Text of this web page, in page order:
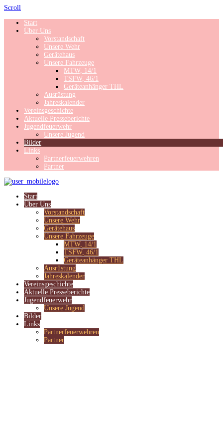
Scroll
Start
Über Uns
Vorstandschaft
Unsere Wehr
Gerätehaus
Unsere Fahrzeuge
MTW, 14/1
TSFW, 46/1
Geräteanhänger THL
Ausrüstung
Jahreskalender
Vereinsgeschichte
Aktuelle Presseberichte
Jugendfeuerwehr
Unsere Jugend
Bilder
Links
Partnerfeuerwehren
Partner
Start
Über Uns
Vorstandschaft
Unsere Wehr
Gerätehaus
Unsere Fahrzeuge
MTW, 14/1
TSFW, 46/1
Geräteanhänger THL
Ausrüstung
Jahreskalender
Vereinsgeschichte
Aktuelle Presseberichte
Jugendfeuerwehr
Unsere Jugend
Bilder
Links
Partnerfeuerwehren
Partner